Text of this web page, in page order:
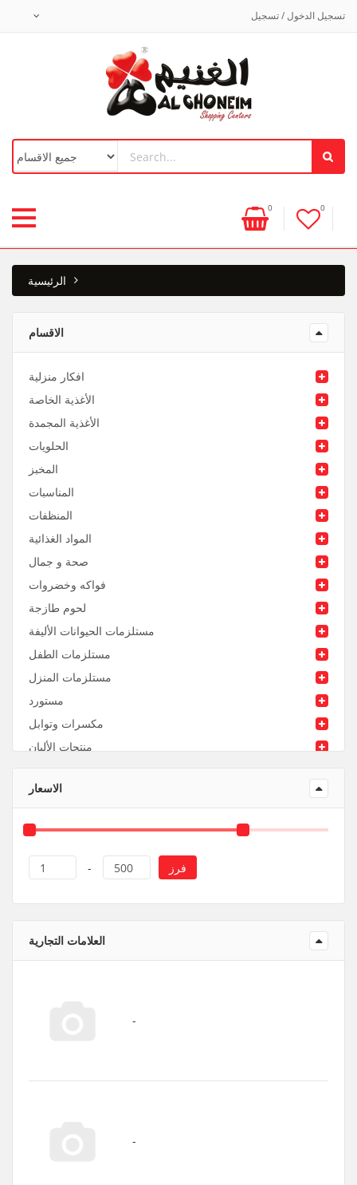
تسجيل الدخول / تسجيل
0 0
الرئيسية
الاقسام
افكار منزلية
الأغذية الخاصة
الأغذية المجمدة
الحلويات
المخبز
المناسبات
المنظفات
المواد الغذائية
صحة و جمال
فواكه وخضروات
لحوم طازجة
مستلزمات الحيوانات الأليفة
مستلزمات الطفل
مستلزمات المنزل
مستورد
مكسرات وتوابل
منتجات الألبان
الاسعار
1 - 500 فرز
العلامات التجارية